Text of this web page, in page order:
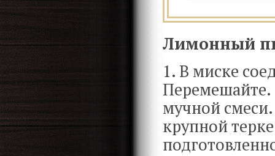
Лимонный
1. В миске
Перемешайте.
мучной
крупной